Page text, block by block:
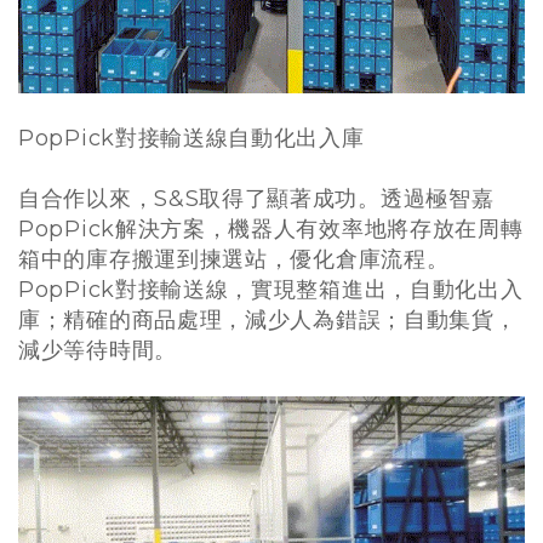
PopPick對接輸送線自動化出入庫
自合作以來，S&S取得了顯著成功。透過極智嘉
PopPick解決方案，機器人有效率地將存放在周轉
箱中的庫存搬運到揀選站，優化倉庫流程。
PopPick對接輸送線，實現整箱進出，自動化出入
庫；精確的商品處理，減少人為錯誤；自動集貨，
減少等待時間。